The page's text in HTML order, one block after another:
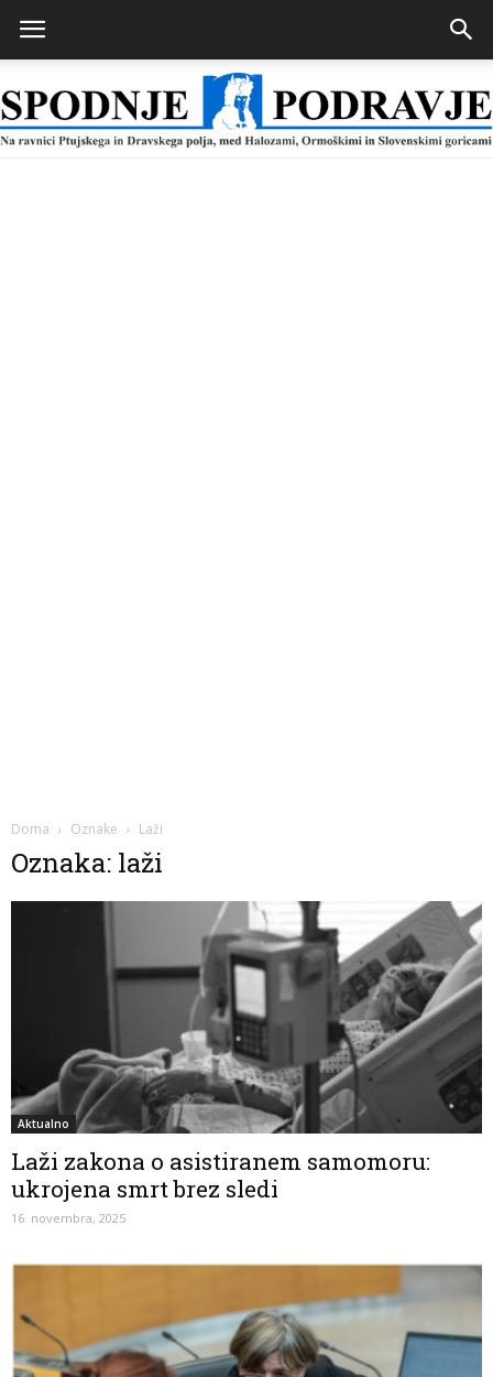
Doma Oznake Laži
Oznaka: laži
Aktualno
Laži zakona o asistiranem samomoru:
ukrojena smrt brez sledi
16. novembra, 2025